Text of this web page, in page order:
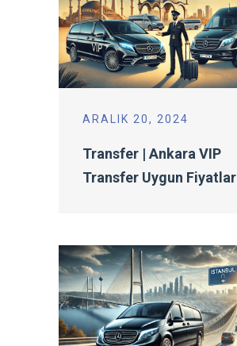
ARALIK 20, 2024
Transfer | Ankara VIP
Transfer Uygun Fiyatlar